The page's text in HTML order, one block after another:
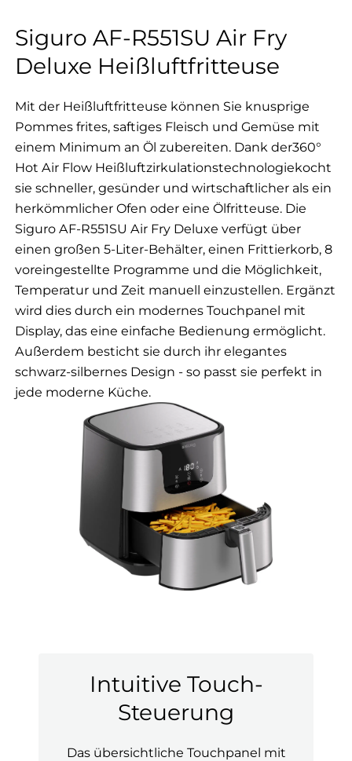
Siguro AF-R551SU Air Fry
Deluxe Heißluftfritteuse
Mit der Heißluftfritteuse können Sie knusprige
Pommes frites, saftiges Fleisch und Gemüse mit
einem Minimum an Öl zubereiten. Dank der360°
Hot Air Flow Heißluftzirkulationstechnologiekocht
sie schneller, gesünder und wirtschaftlicher als ein
herkömmlicher Ofen oder eine Ölfritteuse. Die
Siguro AF-R551SU Air Fry Deluxe verfügt über
einen großen 5-Liter-Behälter, einen Frittierkorb, 8
voreingestellte Programme und die Möglichkeit,
Temperatur und Zeit manuell einzustellen. Ergänzt
wird dies durch ein modernes Touchpanel mit
Display, das eine einfache Bedienung ermöglicht.
Außerdem besticht sie durch ihr elegantes
schwarz-silbernes Design - so passt sie perfekt in
jede moderne Küche.
Intuitive Touch-
Steuerung
Das übersichtliche Touchpanel mit